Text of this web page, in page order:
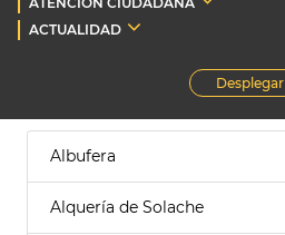
ACTUALIDAD
Desplegar
Albufera
Alquería de Solache